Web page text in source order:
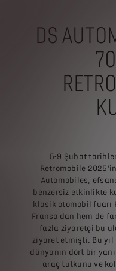
DS
5-9 Şubat
Retromobile
Automobiles,
benzersiz etkinlikte
klasik otomobil fuarı
Fransa'dan hem de
fazla ziyaretçi bu
ziyaret etmişti. Bu
dünyanın dört bir
araç tutkunu ve